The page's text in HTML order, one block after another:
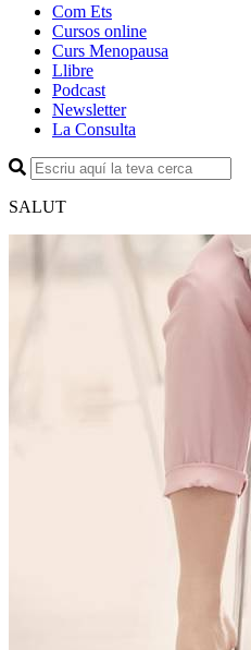
Com Ets
Cursos online
Curs Menopausa
Llibre
Podcast
Newsletter
La Consulta
SALUT